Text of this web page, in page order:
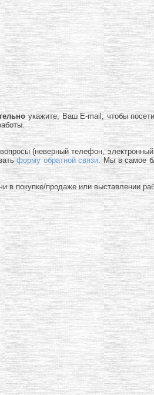
укажите, Ваш E-mail, чтобы
(неверный телефон,
форму обратной связи . Мы в самое
в покупке/продаже или выставлении